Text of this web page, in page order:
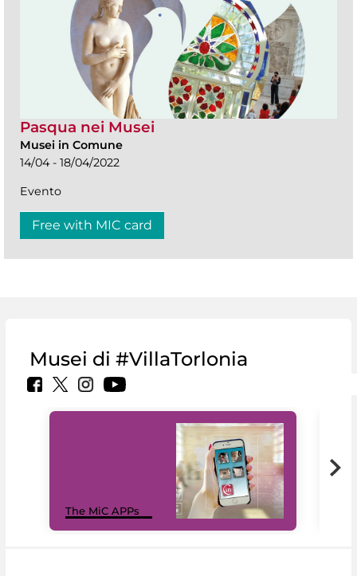
Pasqua nei Musei
Musei in Comune
14/04 - 18/04/2022
Evento
Free with MIC card
Musei di #VillaTorlonia
The MiC APPs